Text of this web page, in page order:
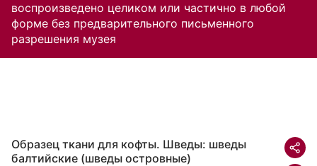
воспроизведено целиком или частично в любой
форме без предварительного письменного
разрешения музея
Образец ткани для кофты. Шведы: шведы
балтийские (шведы островные)